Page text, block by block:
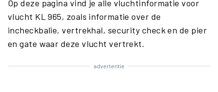
Op deze pagina vind je alle vluchtinformatie voor
vlucht KL 965, zoals informatie over de
incheckbalie, vertrekhal, security check en de pier
en gate waar deze vlucht vertrekt.
advertentie